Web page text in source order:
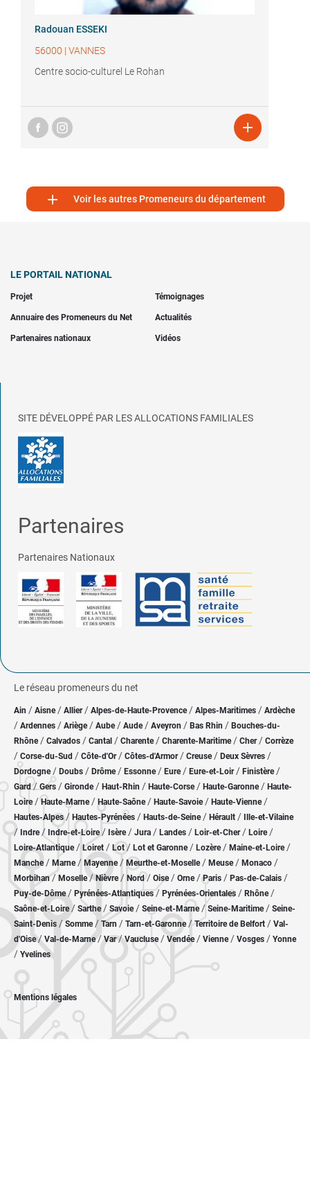
Radouan ESSEKI
56000 | VANNES
Centre socio-culturel Le Rohan

 Voir les autres Promeneurs du département
LE PORTAIL NATIONAL
Projet Témoignages
Annuaire des Promeneurs du Net Actualités
Partenaires nationaux Vidéos
SITE DÉVELOPPÉ PAR LES ALLOCATIONS FAMILIALES
Partenaires
Partenaires Nationaux
Le réseau promeneurs du net
Ain / Aisne/ Allier/ Alpes-de-Haute-Provence / Alpes-Maritimes / Ardèche
/ Ardennes / Ariège/ Aube/ Aude / Aveyron / Bas Rhin / Bouches-du-
Rhône/ Calvados / Cantal / Charente / Charente-Maritime/ Cher / Corrèze
/ Corse-du-Sud / Côte-d'Or / Côtes-d'Armor/ Creuse/ Deux Sèvres /
Dordogne/ Doubs / Drôme/ Essonne / Eure/ Eure-et-Loir / Finistère/
Gard/Gers / Gironde/ Haut-Rhin / Haute-Corse/ Haute-Garonne/ Haute-
Loire/Haute-Marne/ Haute-Saône/ Haute-Savoie/ Haute-Vienne/
Hautes-Alpes/ Hautes-Pyrénées / Hauts-de-Seine/ Hérault / Ille-et-Vilaine
/ Indre/ Indre-et-Loire/ Isère/ Jura / Landes / Loir-et-Cher/ Loire/
Loire-Atlantique/ Loiret / Lot/ Lot et Garonne/ Lozère / Maine-et-Loire/
Manche/ Marne/ Mayenne/ Meurthe-et-Moselle/ Meuse/ Monaco /
Morbihan/ Moselle/ Nièvre / Nord/ Oise / Orne/Paris / Pas-de-Calais /
Puy-de-Dôme/ Pyrénées-Atlantiques / Pyrénées-Orientales / Rhône/
Saône-et-Loire/ Sarthe/ Savoie/ Seine-et-Marne/ Seine-Maritime/ Seine-
Saint-Denis /Somme/ Tarn / Tarn-et-Garonne/Territoire de Belfort / Val-
d'Oise/ Val-de-Marne/Var/Vaucluse/ Vendée/ Vienne/ Vosges / Yonne
/ Yvelines
Mentions légales